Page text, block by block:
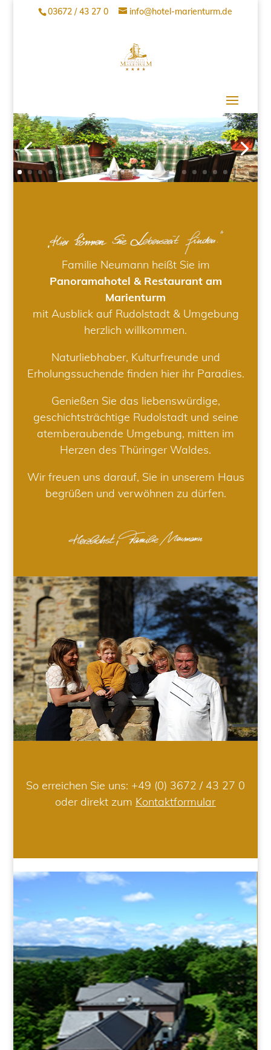
03672 / 43 27 0 info@hotel-marienturm.de
Familie Neumann heißt Sie im
Panoramahotel & Restaurant am
Marienturm
mit Ausblick auf Rudolstadt & Umgebung
herzlich willkommen.
Naturliebhaber, Kulturfreunde und
Erholungssuchende finden hier ihr Paradies.
Genießen Sie das liebenswürdige,
geschichtsträchtige Rudolstadt und seine
atemberaubende Umgebung, mitten im
Herzen des Thüringer Waldes.
Wir freuen uns darauf, Sie in unserem Haus
begrüßen und verwöhnen zu dürfen.
So erreichen Sie uns: +49 (0) 3672 / 43 27 0
oder direkt zum Kontaktformular
HOTEL